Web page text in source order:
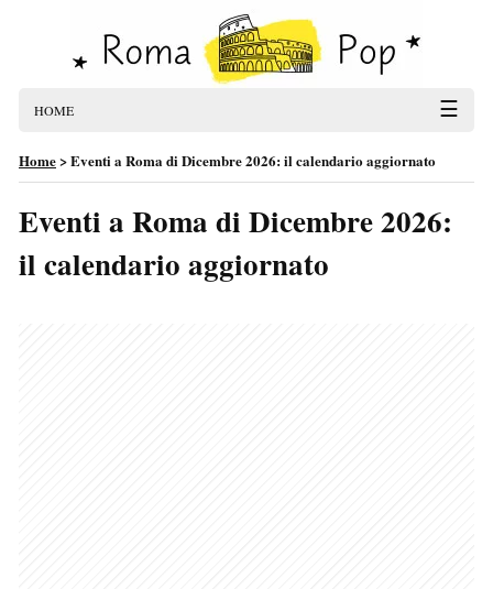
HOME ☰
Home>Eventi a Roma di Dicembre 2026: il calendario aggiornato
Eventi a Roma di Dicembre 2026:
il calendario aggiornato